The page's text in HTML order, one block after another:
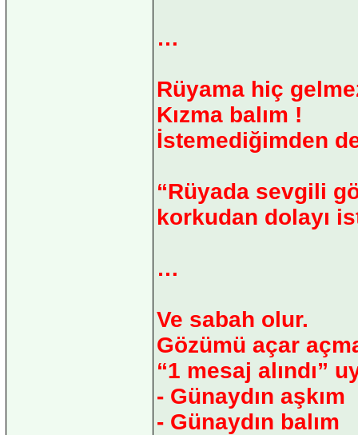
…
Rüyama hiç
Kızma balım !
İstemediğimden
“Rüyada sevgili
korkudan dolayı
…
Ve sabah olur.
Gözümü açar
“1 mesaj alındı”
- Günaydın aşkım
- Günaydın balım